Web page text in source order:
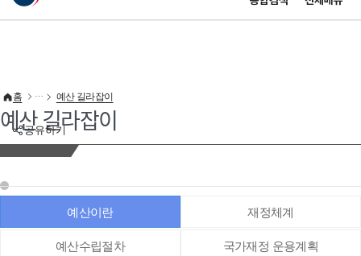
이 누리집은 대한민국 공식 전자정부 누리집입니다.
공유하기
홈 예산 길라잡이
예산 길라잡이
예산이란 재정체계
예산수립절차 국가재정 운용계획